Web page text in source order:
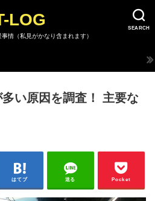
SEARCH
LOG
情（私見がかなり含まれます）
い原因を調査！ 主要な
はてブ 送る Pocket